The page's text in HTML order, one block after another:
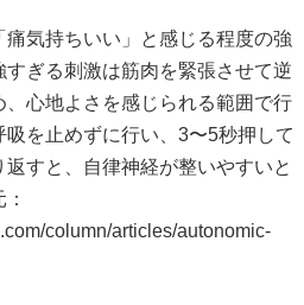
気持ちいい」と感じる程度の強
ぎる刺激は筋肉を緊張させて逆
心地よさを感じられる範囲で行
を止めずに行い、3〜5秒押して
すと、自律神経が整いやすいと
column/articles/autonomic-